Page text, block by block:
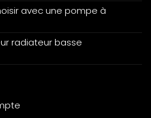
avec une pompe à
radiateur basse